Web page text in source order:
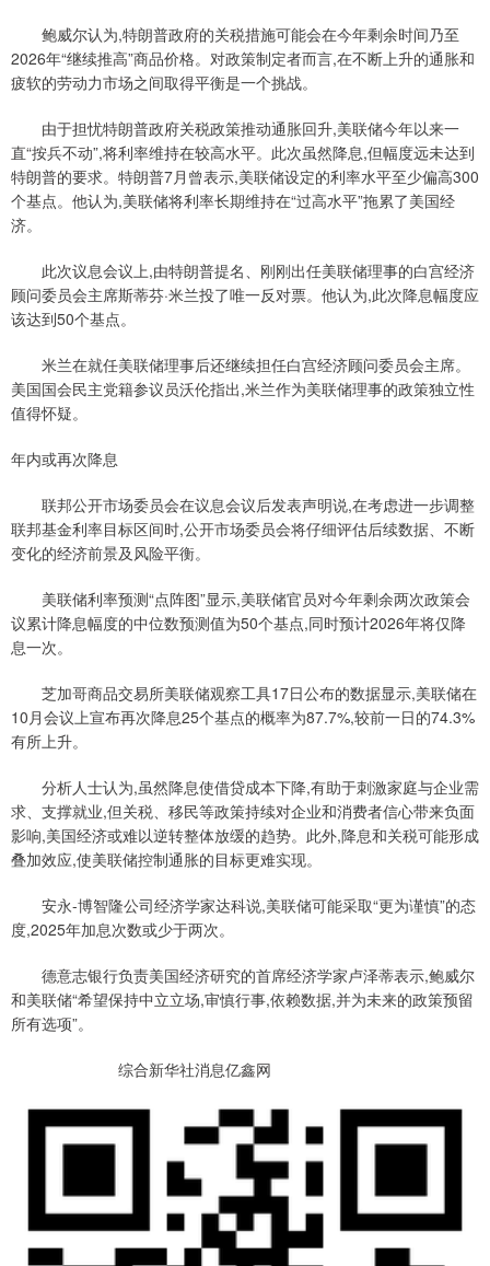
鲍威尔认为,特朗普政府的关税措施可能会在今年剩余时间乃至
2026年“继续推高”商品价格。对政策制定者而言,在不断上升的通胀和
疲软的劳动力市场之间取得平衡是一个挑战。
由于担忧特朗普政府关税政策推动通胀回升,美联储今年以来一
直“按兵不动”,将利率维持在较高水平。此次虽然降息,但幅度远未达到
特朗普的要求。特朗普7月曾表示,美联储设定的利率水平至少偏高300
个基点。他认为,美联储将利率长期维持在“过高水平”拖累了美国经
济。
此次议息会议上,由特朗普提名、刚刚出任美联储理事的白宫经济
顾问委员会主席斯蒂芬·米兰投了唯一反对票。他认为,此次降息幅度应
该达到50个基点。
米兰在就任美联储理事后还继续担任白宫经济顾问委员会主席。
美国国会民主党籍参议员沃伦指出,米兰作为美联储理事的政策独立性
值得怀疑。
年内或再次降息
联邦公开市场委员会在议息会议后发表声明说,在考虑进一步调整
联邦基金利率目标区间时,公开市场委员会将仔细评估后续数据、不断
变化的经济前景及风险平衡。
美联储利率预测“点阵图”显示,美联储官员对今年剩余两次政策会
议累计降息幅度的中位数预测值为50个基点,同时预计2026年将仅降
息一次。
芝加哥商品交易所美联储观察工具17日公布的数据显示,美联储在
10月会议上宣布再次降息25个基点的概率为87.7%,较前一日的74.3%
有所上升。
分析人士认为,虽然降息使借贷成本下降,有助于刺激家庭与企业需
求、支撑就业,但关税、移民等政策持续对企业和消费者信心带来负面
影响,美国经济或难以逆转整体放缓的趋势。此外,降息和关税可能形成
叠加效应,使美联储控制通胀的目标更难实现。
安永-博智隆公司经济学家达科说,美联储可能采取“更为谨慎”的态
度,2025年加息次数或少于两次。
德意志银行负责美国经济研究的首席经济学家卢泽蒂表示,鲍威尔
和美联储“希望保持中立立场,审慎行事,依赖数据,并为未来的政策预留
所有选项”。
综合新华社消息亿鑫网